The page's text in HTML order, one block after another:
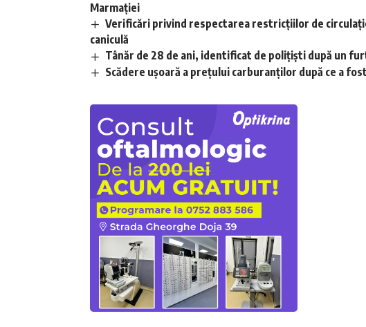
Marmației
Verificări privind respectarea restricțiilor de
caniculă
Tânăr de 28 de ani, identificat de polițiști după un
Scădere ușoară a prețului carburanților după ce a